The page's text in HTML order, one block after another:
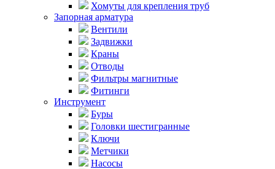
Хомуты для крепления труб
Запорная арматура
Вентили
Задвижки
Краны
Отводы
Фильтры магнитные
Фитинги
Инструмент
Буры
Головки шестигранные
Ключи
Метчики
Насосы